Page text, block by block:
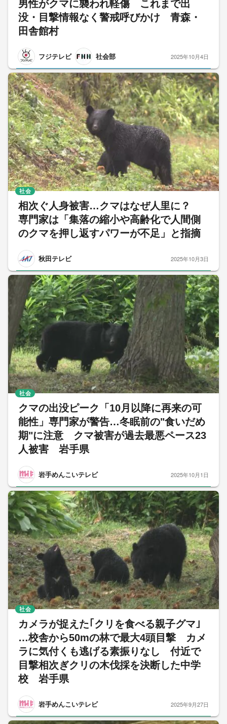
男性がクマに襲われ軽傷 これまで出
没・目撃情報なく警戒呼びかけ 青森・
田舎館村
フジテレビ 社会部 2025年10月4日
相次ぐ人身被害…クマはなぜ人里に？
専門家は「集落の縮小や高齢化で人間側
のクマを押し返すパワーが不足」と指摘
秋田テレビ
社会
2025年10月3日
クマの出没ピーク「10月以降に再来の可
能性」専門家が警告…冬眠前の"食いだめ
期"に注意 クマ被害が過去最悪ペース23
人被害 岩手県
岩手めんこいテレビ
社会
2025年10月1日
カメラが捉えた｢クリを食べる親子グマ｣
…校舎から50mの林で最大4頭目撃 カメ
ラに気付くも逃げる素振りなし 付近で
目撃相次ぎクリの木伐採を決断した中学
校 岩手県
岩手めんこいテレビ
社会
2025年9月27日